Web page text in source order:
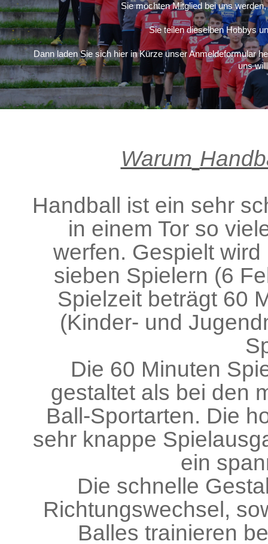
Sie möchten Mitglied bei uns
Sie teilen dieselben Hobbys
Dann laden Sie sich hier in Kürze unser Anmeldeformular
uns
Warum
Handball ist ein sehr
in einem Tor so
werfen. Gespielt
sieben Spielern (6
Spielzeit beträgt 60
(Kinder- und
Die 60 Minuten
gestaltet als bei den
Ball-Sportarten. Die
sehr knappe
ein
Die schnelle
Richtungswechsel,
Balles trainieren